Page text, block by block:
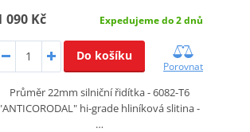
090 Kč Expedujeme do 2 dnů
Do košíku
Porovnat
Průměr 22mm silniční řidítka - 6082-T6
"ANTICORODAL" hi-grade hliníková slitina -
…